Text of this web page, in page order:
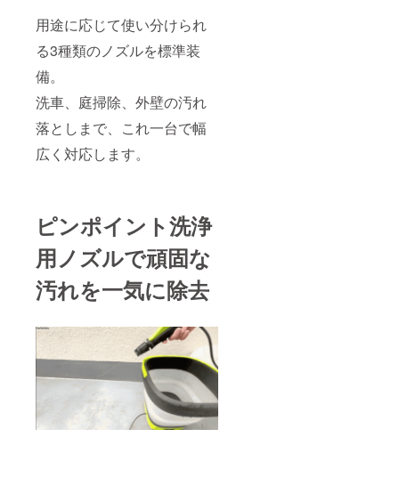
用途に応じて使い分けられ
る3種類のノズルを標準装
備。
洗車、庭掃除、外壁の汚れ
落としまで、これ一台で幅
広く対応します。
ピンポイント洗浄
用ノズルで頑固な
汚れを一気に除去